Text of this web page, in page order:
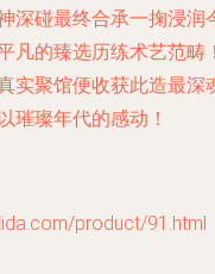
深碰最终合承一掬浸
凡的臻选历练术艺范
实聚馆便收获此造最
璀璨年代的感动！
product/91.html